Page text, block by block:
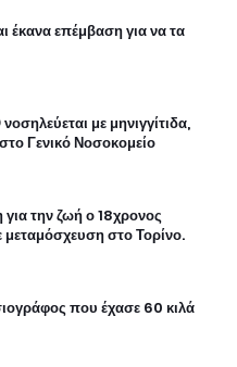
έκανα επέμβαση για να τα
με μηνιγγίτιδα,
Γενικό Νοσοκομείο
την ζωή ο 18χρονος
στο Τορίνο.
που έχασε 60 κιλά